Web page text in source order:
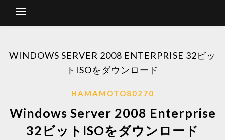
WINDOWS SERVER 2008 ENTERPRISE 32ビッ
トISOをダウンロード
HAMAMOTO80270
Windows Server 2008 Enterprise
32ビットISOをダウンロード